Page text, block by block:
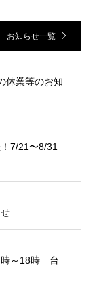
お知らせ一覧
休業等のお知
7/21〜8/31
時～18時 台